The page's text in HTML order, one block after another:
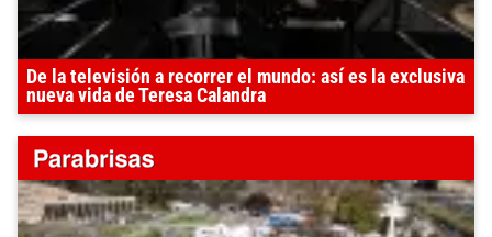
De la televisión a recorrer el mundo: así es la exclusiva
nueva vida de Teresa Calandra